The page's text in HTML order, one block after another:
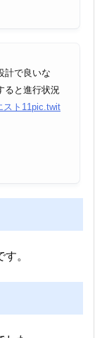
計で良いな
ると進行状況
ト11 pic.twit
。